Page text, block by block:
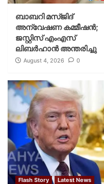
ബാബറി മസ്ജിദ്
അന്വേഷണ കമ്മീഷന്‍;
ജസ്റ്റിസ് എംഎസ്
ലിബര്‍ഹാന്‍ അന്തരിച്ചു
August 4, 2026 0
Flash Story Latest News